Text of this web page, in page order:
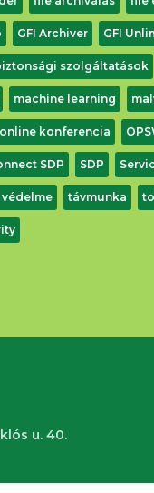
GFI Archiver GFI
szolgáltatások
machine learning
online konferencia
SDP SDP
távmunka
u. 40.